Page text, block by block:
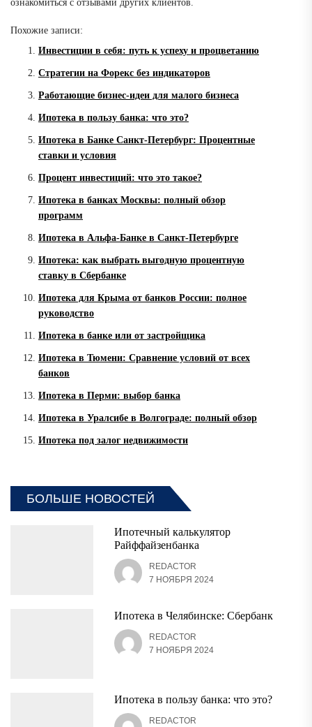
ознакомиться с отзывами других клиентов.
Похожие записи:
Инвестиции в себя: путь к успеху и процветанию
Стратегии на Форекс без индикаторов
Работающие бизнес-идеи для малого бизнеса
Ипотека в пользу банка: что это?
Ипотека в Банке Санкт-Петербург: Процентные
ставки и условия
Процент инвестиций: что это такое?
Ипотека в банках Москвы: полный обзор
программ
Ипотека в Альфа-Банке в Санкт-Петербурге
Ипотека: как выбрать выгодную процентную
ставку в Сбербанке
Ипотека для Крыма от банков России: полное
руководство
Ипотека в банке или от застройщика
Ипотека в Тюмени: Сравнение условий от всех
банков
Ипотека в Перми: выбор банка
Ипотека в Уралсибе в Волгограде: полный обзор
Ипотека под залог недвижимости
БОЛЬШЕ НОВОСТЕЙ
Ипотечный калькулятор
Райффайзенбанка
REDACTOR
7 НОЯБРЯ 2024
Ипотека в Челябинске: Сбербанк
REDACTOR
7 НОЯБРЯ 2024
Ипотека в пользу банка: что это?
REDACTOR